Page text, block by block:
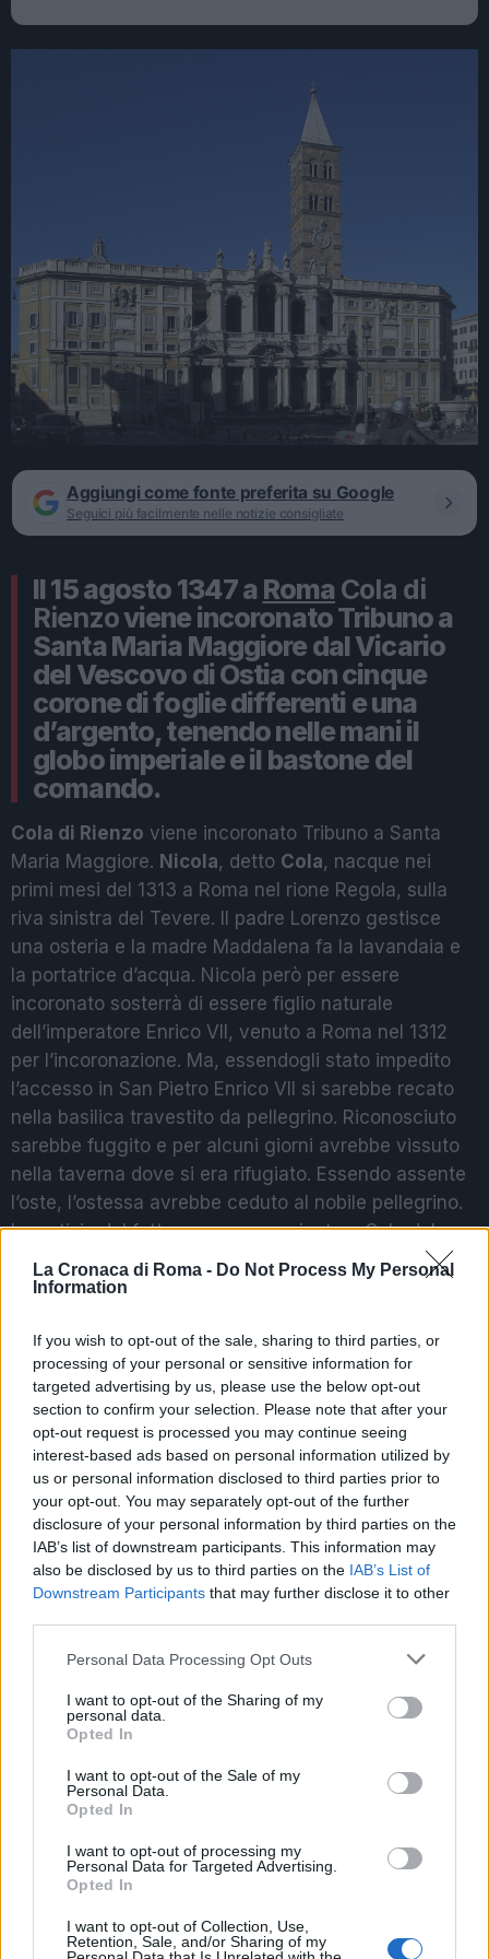
La Cronaca di Roma - Do Not Process My Personal
Information
If you wish to opt-out of the sale, sharing to third parties, or
processing of your personal or sensitive information for
targeted advertising by us, please use the below opt-out
section to confirm your selection. Please note that after your
opt-out request is processed you may continue seeing
interest-based ads based on personal information utilized by
us or personal information disclosed to third parties prior to
your opt-out. You may separately opt-out of the further
disclosure of your personal information by third parties on the
IAB’s list of downstream participants. This information may
also be disclosed by us to third parties on the IAB’s List of
Downstream Participants that may further disclose it to other
Please note that this website/app uses one or more Google
not limited to your visit or usage behaviour. You may click to
grant or deny consent to Google and its third-party tags to
use your data for below specified purposes in below Google
consent section.
Personal Data Processing Opt Outs
I want to opt-out of the Sharing of my
personal data.
Opted In
I want to opt-out of the Sale of my
Personal Data.
Opted In
I want to opt-out of processing my
Personal Data for Targeted Advertising.
Opted In
I want to opt-out of Collection, Use,
Retention, Sale, and/or Sharing of my
Aggiungi come fonte preferita su Google
Seguici più facilmente nelle notizie consigliate
Il 15 agosto 1347 a Roma Cola di
Rienzoviene incoronato Tribuno a
Santa Maria Maggiore dal Vicario
del Vescovo di Ostia con cinque
corone di foglie differenti e una
d’argento, tenendo nelle mani il
globo imperiale e il bastone del
comando.
Cola di Rienzo viene incoronato Tribuno a Santa
Maria Maggiore. Nicola, detto Cola, nacque nei
primi mesi del 1313 a Roma nel rione Regola, sulla
riva sinistra del Tevere. Il padre Lorenzo gestisce
una osteria e la madre Maddalena fa la lavandaia e
la portatrice d’acqua. Nicola però per essere
incoronato sosterrà di essere figlio naturale
dell’imperatore Enrico VII, venuto a Roma nel 1312
per l’incoronazione. Ma, essendogli stato impedito
l’accesso in San Pietro Enrico VII si sarebbe recato
nella basilica travestito da pellegrino. Riconosciuto
sarebbe fuggito e per alcuni giorni avrebbe vissuto
nella taverna dove si era rifugiato. Essendo assente
l’oste, l’ostessa avrebbe ceduto al nobile pellegrino.
La notizia del fatto venne comunicata a Cola dal
confessore della madre che l’avrebbe rivelato in
punto di morte.
L’INCORONAZIONE
L’incoronazione di Cola di Rienzo a Tribuno del
popolo romano venne svolta nella Basilica di Santa
Maria Maggiore. A presenziare l’evento il priore della
stessa chiesa, il priore della chiesa lateranense, il
decano di San Paolo, l’abate di San Lorenzo fuori le
mura, il priore di Santo Spirito in Sassia, il vicario di
Ostia e l’arcivescovo di Napoli. A seguire un
grandioso banchetto popolare al Laterano durante il
POTREBBE INTERESSARTI
Christmas World a Roma, la
Capitale ospiterà il villaggio
Alla Galleria Giovanni XXIII arriva
3 anni fa